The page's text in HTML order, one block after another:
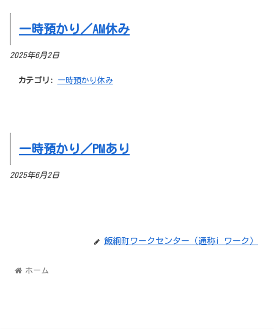
一時預かり／AM休み
2025年6月2日
カテゴリ: 一時預かり休み
一時預かり／PMあり
2025年6月2日
飯綱町ワークセンター（通称i ワーク）
ホーム